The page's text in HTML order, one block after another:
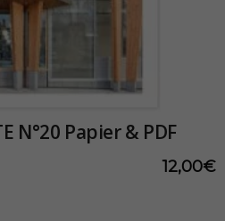
N°20 Papier & PDF
12,00€